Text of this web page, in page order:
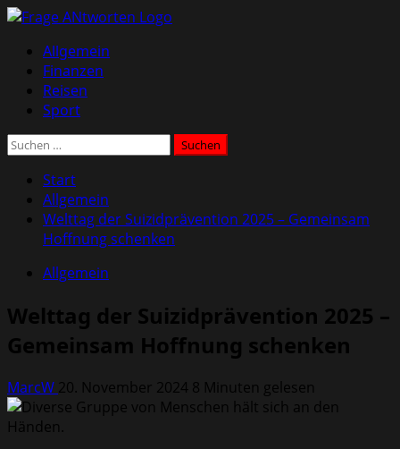
Zum
springen
Primäres
Menü
Allgemein
Finanzen
Reisen
Sport
Suchen
Start
Allgemein
Welttag der Suizidprävention 2025 – Gemeinsam
Hoffnung schenken
Allgemein
Welttag der Suizidprävention 2025 –
Gemeinsam Hoffnung schenken
MarcW 20. November 2024 8 Minuten gelesen